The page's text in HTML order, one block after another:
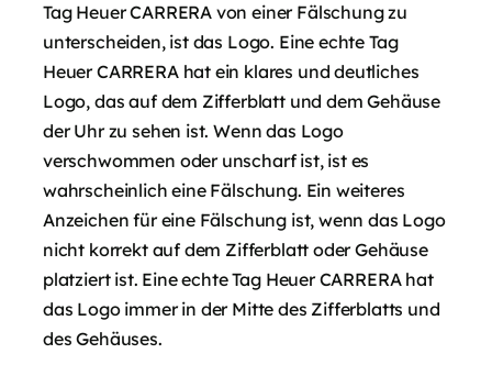
Tag Heuer CARRERA von einer Fälschung zu
unterscheiden, ist das Logo. Eine echte Tag
Heuer CARRERA hat ein klares und deutliches
Logo, das auf dem Zifferblatt und dem Gehäuse
der Uhr zu sehen ist. Wenn das Logo
verschwommen oder unscharf ist, ist es
wahrscheinlich eine Fälschung. Ein weiteres
Anzeichen für eine Fälschung ist, wenn das Logo
nicht korrekt auf dem Zifferblatt oder Gehäuse
platziert ist. Eine echte Tag Heuer CARRERA hat
das Logo immer in der Mitte des Zifferblatts und
des Gehäuses.